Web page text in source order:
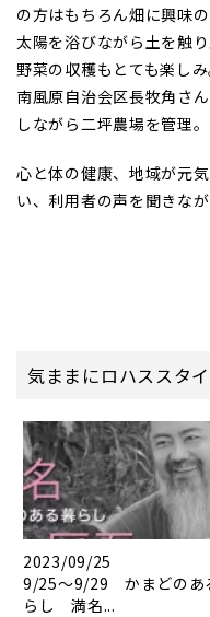
の方はもちろん畑に興味
太陽を浴びながら土を触
野菜の収穫もとても楽しみ
南風原自治会区長牧角さ
しながら二坪農場を管理。
心と体の健康、地域が元
い、利用者の声を聞きなが
気ままにロハススタ
2023/09/25
9/25～9/29 かまどのあ
らし 満名...